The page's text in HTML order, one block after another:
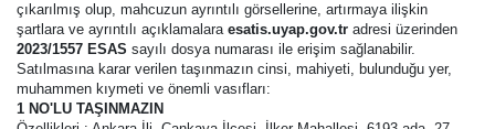
çıkarılmış olup, mahcuzun ayrıntılı görsellerine, artırmaya ilişkin
şartlara ve ayrıntılı açıklamalara esatis.uyap.gov.tr adresi üzerinden
2023/1557 ESAS sayılı dosya numarası ile erişim sağlanabilir.
Satılmasına karar verilen taşınmazın cinsi, mahiyeti, bulunduğu yer,
muhammen kıymeti ve önemli vasıfları:
1 NO'LU TAŞINMAZIN